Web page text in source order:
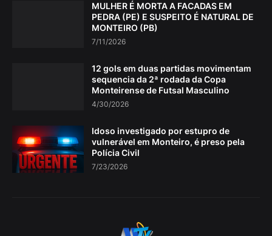
MULHER É MORTA A FACADAS EM
PEDRA (PE) E SUSPEITO É NATURAL DE
MONTEIRO (PB)
7/11/2026
12 gols em duas partidas movimentam
sequencia da 2ª rodada da Copa
Monteirense de Futsal Masculino
4/30/2026
Idoso investigado por estupro de
vulnerável em Monteiro, é preso pela
Polícia Civil
7/23/2026